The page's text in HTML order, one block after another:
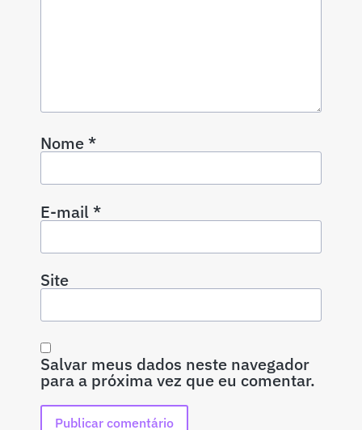
Nome*
E-mail*
Site
Salvar meus dados neste navegador
para a próxima vez que eu comentar.